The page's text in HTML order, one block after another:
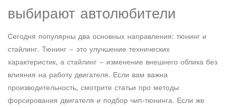
выбирают автолюбители
Сегодня популярны два основных направления: тюнинг и
стайлинг. Тюнинг – это улучшение технических
характеристик, а стайлинг – изменение внешнего облика без
влияния на работу двигателя. Если вам важна
производительность, смотрите статьи про методы
форсирования двигателя и подбор чип‑тюнинга. Если же